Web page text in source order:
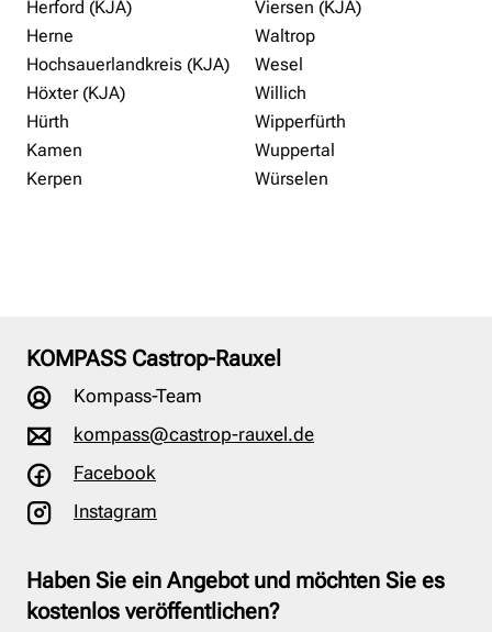
Herford (KJA)
Herne
Hochsauerlandkreis (KJA)
Höxter (KJA)
Hürth
Kamen
Kerpen
Viersen (KJA)
Waltrop
Wesel
Willich
Wipperfürth
Wuppertal
Würselen
KOMPASS Castrop-Rauxel
Kompass-Team
kompass@castrop-rauxel.de
Facebook
Instagram
Haben Sie ein Angebot und möchten Sie es
kostenlos veröffentlichen?